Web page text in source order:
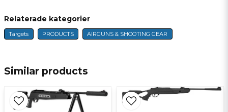
name
Name
Similar products
Relaterade kategorier
Targets PRODUCTS AIRGUNS & SHOOTING GEAR